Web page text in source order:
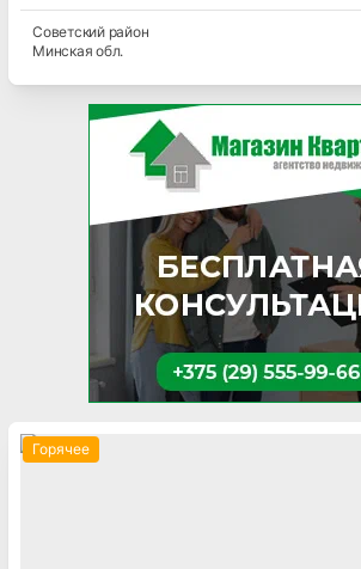
Советскийрайон
Минская обл.
Горячее